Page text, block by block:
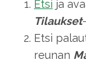
Etsi ja
Tilaukset
Etsi
reunan